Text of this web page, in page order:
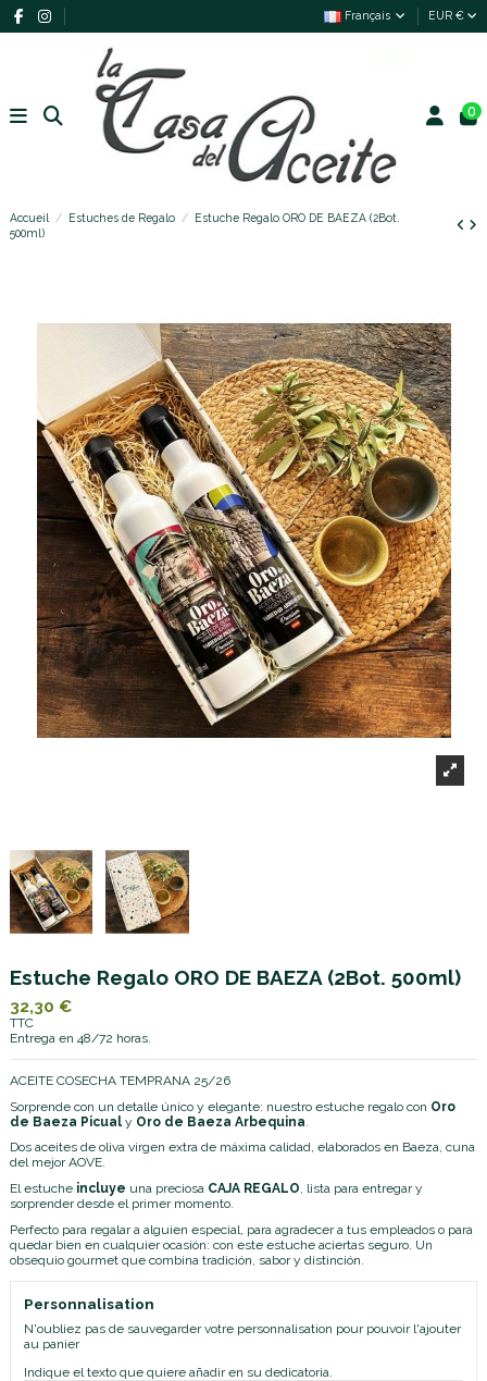
Français EUR €
0
Accueil Estuches de Regalo
Estuche Regalo ORO DE BAEZA (2Bot.
500ml)
Estuche Regalo ORO DE BAEZA (2Bot. 500ml)
32,30 €
TTC
Entrega en 48/72 horas.
ACEITE COSECHA TEMPRANA 25/26
Sorprende con un detalle único y elegante: nuestro estuche regalo con Oro
de Baeza Picual y Oro de Baeza Arbequina.
Dos aceites de oliva virgen extra de máxima calidad, elaborados en Baeza, cuna
del mejor AOVE.
El estuche incluye una preciosa CAJA REGALO, lista para entregar y
sorprender desde el primer momento.
Perfecto para regalar a alguien especial, para agradecer a tus empleados o para
quedar bien en cualquier ocasión: con este estuche aciertas seguro. Un
obsequio gourmet que combina tradición, sabor y distinción.
Personnalisation
N'oubliez pas de sauvegarder votre personnalisation pour pouvoir l'ajouter
au panier
Indique el texto que quiere añadir en su dedicatoria.